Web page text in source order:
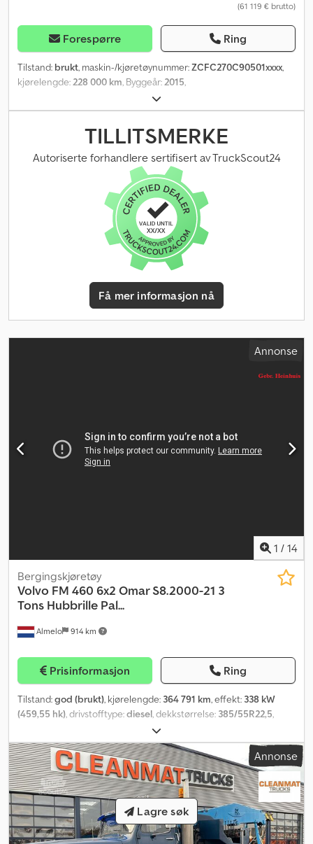
(61 119 € brutto)
Forespørre Ring
Tilstand: brukt, maskin-/kjøretøynummer:ZCFC270C90501xxxx,
kjørelengde:228 000 km, Byggeår:2015,
TILLITSMERKE
Autoriserte forhandlere sertifisert av TruckScout24
Få mer informasjon nå
Annonse
1 / 14
Almelo 914 km
Bergingskjøretøy
Volvo FM 460 6x2 Omar S8.2000-21 3
Tons Hubbrille Pal...
Prisinformasjon Ring
Tilstand:god (brukt), kjørelengde: 364 791 km, effekt: 338 kW
(459,55 hk), drivstofftype:diesel, dekkstørrelse: 385/55R22,5,
, akselavstand:
girtype:automatisk, utslippsklasse:Euro 6, fjæring:luft, tillatt
aksellast (aksel 1):9 000 kg, tillatt aksellast (aksel 2): 11 500 kg,
tillatt aksellast (aksel 3):7 500 kg, Byggeår:2018, Utstyr:AdBlue,
aircondition, differensialsperre, elektrisk vindusregulering,
sentral låsing, servostyring, tilhengerkobling,
Annonse
Lagre søk